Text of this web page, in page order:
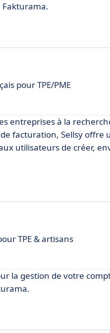
Fakturama.
pour TPE/PME
entreprises à la
facturation, Sellsy
utilisateurs de créer,
TPE & artisans
la gestion de votre